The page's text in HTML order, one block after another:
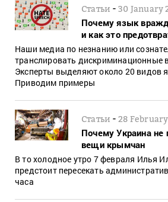
Статьи -30 January
Почему язык
и как это
Наши медиа по незнанию или
транслировать дискриминационные
Эксперты выделяют около 20 видов
Приводим примеры
Статьи -28
Почему Украина не
вещи крымчан
В то холодное утро 7 февраля Илья
предстоит пересекать
часа